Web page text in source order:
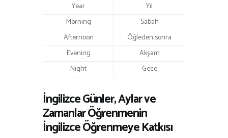
Year
Yıl
Morning
Sabah
Afternoon
Öğleden sonra
Evening
Akşam
Night
Gece
İngilizce Günler, Aylar ve
Zamanlar Öğrenmenin
İngilizce Öğrenmeye Katkısı